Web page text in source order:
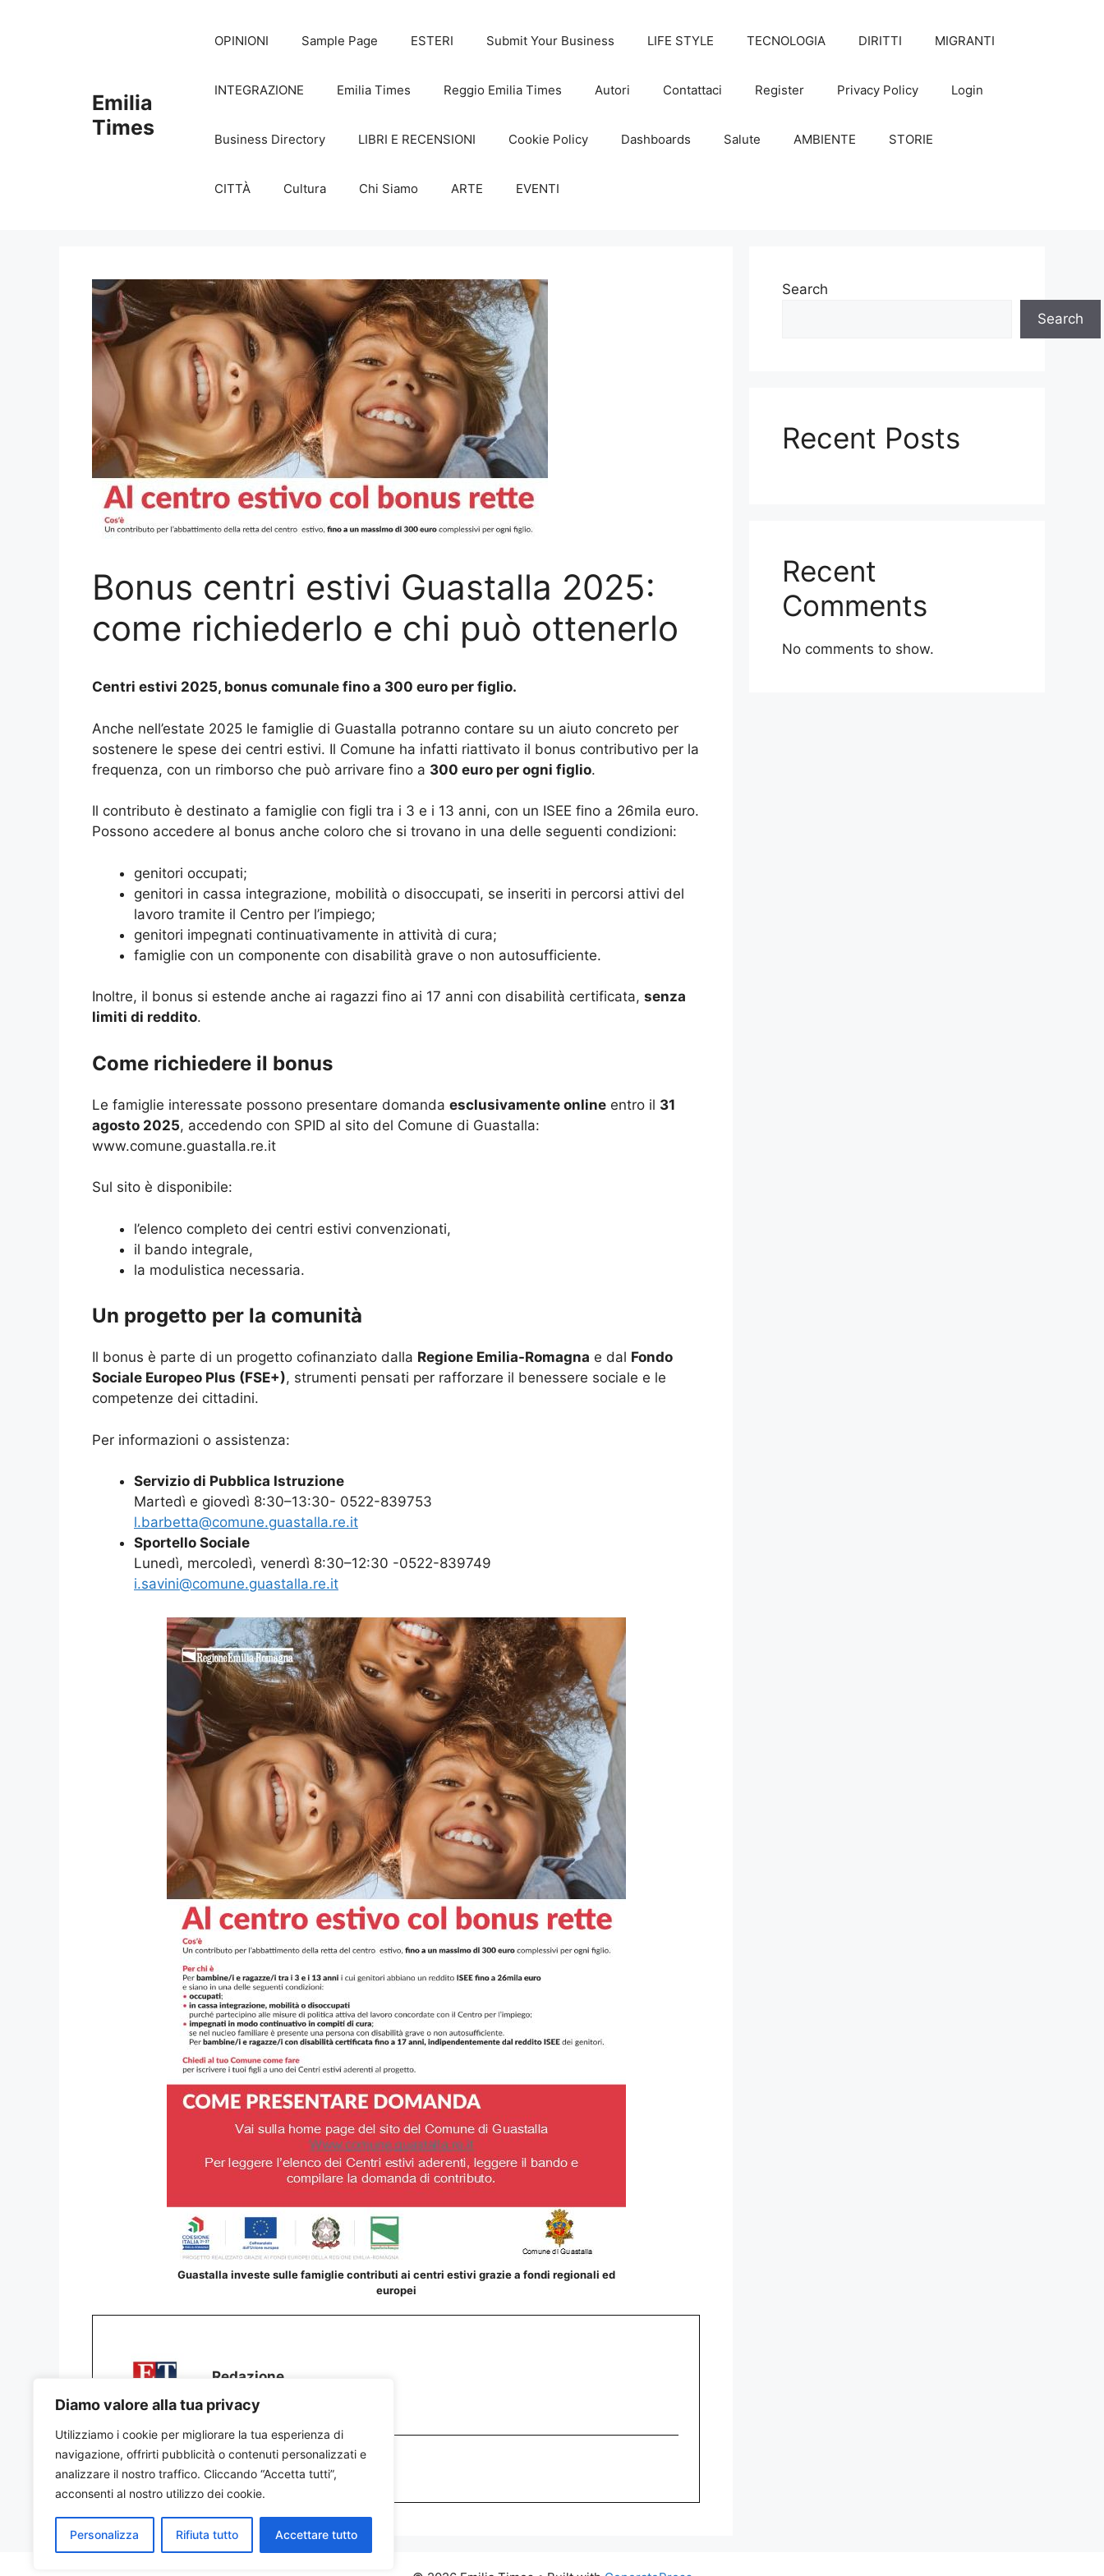
Diamo valore alla tua privacy
Utilizziamo i cookie per migliorare la tua esperienza di
navigazione, offrirti pubblicità o contenuti personalizzati e
analizzare il nostro traffico. Cliccando “Accetta tutti”,
acconsenti al nostro utilizzo dei cookie.
Personalizza Rifiuta tutto Accettare tutto
Emilia
Times
OPINIONI Sample Page ESTERI Submit Your Business LIFE STYLE TECNOLOGIA DIRITTI MIGRANTI
INTEGRAZIONE Emilia Times Reggio Emilia Times Autori Contattaci Register Privacy Policy Login
Business Directory LIBRI E RECENSIONI Cookie Policy Dashboards Salute AMBIENTE STORIE
CITTÀ Cultura Chi Siamo ARTE EVENTI
Bonus centri estivi Guastalla 2025:
come richiederlo e chi può ottenerlo
Centri estivi 2025, bonus comunale fino a 300 euro per figlio.
Anche nell’estate 2025 le famiglie di Guastalla potranno contare su un aiuto concreto per
sostenere le spese dei centri estivi. Il Comune ha infatti riattivato il bonus contributivo per la
frequenza, con un rimborso che può arrivare fino a 300 euro per ogni figlio.
Il contributo è destinato a famiglie con figli tra i 3 e i 13 anni, con un ISEE fino a 26mila euro.
Possono accedere al bonus anche coloro che si trovano in una delle seguenti condizioni:
genitori occupati;
genitori in cassa integrazione, mobilità o disoccupati, se inseriti in percorsi attivi del
lavoro tramite il Centro per l’impiego;
genitori impegnati continuativamente in attività di cura;
famiglie con un componente con disabilità grave o non autosufficiente.
Inoltre, il bonus si estende anche ai ragazzi fino ai 17 anni con disabilità certificata, senza
limiti di reddito.
Come richiedere il bonus
Le famiglie interessate possono presentare domanda esclusivamente online entro il 31
agosto 2025, accedendo con SPID al sito del Comune di Guastalla:
www.comune.guastalla.re.it
Sul sito è disponibile:
l’elenco completo dei centri estivi convenzionati,
il bando integrale,
la modulistica necessaria.
Un progetto per la comunità
Il bonus è parte di un progetto cofinanziato dalla Regione Emilia-Romagna e dal Fondo
Sociale Europeo Plus (FSE+), strumenti pensati per rafforzare il benessere sociale e le
competenze dei cittadini.
Per informazioni o assistenza:
Servizio di Pubblica Istruzione
Martedì e giovedì 8:30–13:30- 0522-839753
l.barbetta@comune.guastalla.re.it
Sportello Sociale
Lunedì, mercoledì, venerdì 8:30–12:30 -0522-839749
i.savini@comune.guastalla.re.it
Guastalla investe sulle famiglie contributi ai centri estivi grazie a fondi regionali ed
europei
Redazione
Search
Search
Recent Posts
Recent
Comments
No comments to show.